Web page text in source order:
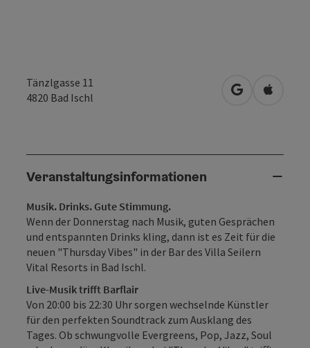
Tänzlgasse 11
4820 Bad Ischl in Google
in
Veranstaltungsinformationen
Musik. Drinks. Gute Stimmung.
Wenn der Donnerstag nach Musik, guten Gesprächen
und entspannten Drinks kling, dann ist es Zeit für die
neuen "Thursday Vibes" in der Bar des Villa Seilern
Vital Resorts in Bad Ischl.
Live-Musik trifft Barflair
Von 20:00 bis 22:30 Uhr sorgen wechselnde Künstler
für den perfekten Soundtrack zum Ausklang des
Tages. Ob schwungvolle Evergreens, Pop, Jazz, Soul